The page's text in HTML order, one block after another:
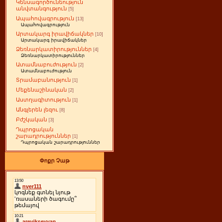
Կենսագործունեություն
անվտանգություն [5]
Ապահովագրություն [13]
Ապահովագրություն
Արտակարգ իրավիճակներ [10]
Արտակարգ իրավիճակներ
Ձեռնարկատիրություններ [4]
Ձեռնարկատիրություններ
Ատամնաբուժություն [2]
Ատամնաբուժություն
Տրամաբանություն [1]
Մեքենաշինական [2]
Աստղագիտություն [1]
Անգլերեն լեզու [8]
Բժշկական [3]
Դպրոցական
շարադրություններ [1]
Դպրոցական շարադրություններ
Փոքր Չաթ